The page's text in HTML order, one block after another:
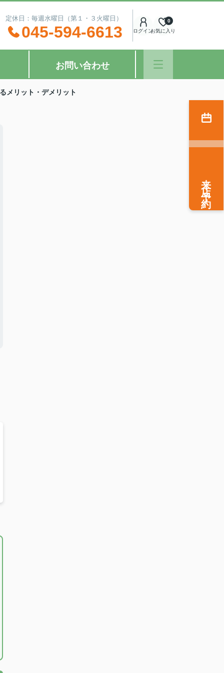
休日：毎週水曜日（第１・３火曜日）
045-594-6613 ログインお気に入り
0
お問い合わせ
メリット・デメリット
来店予約